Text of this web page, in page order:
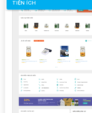
TIỆN ÍCH